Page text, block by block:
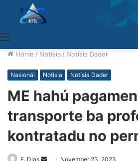
Home / Notísia / Notísia Dader
Nasionál Notísia Notísia Dader
ME hahú
transporte ba
kontratadu no
E. Dias
SendNovember 23, 2023